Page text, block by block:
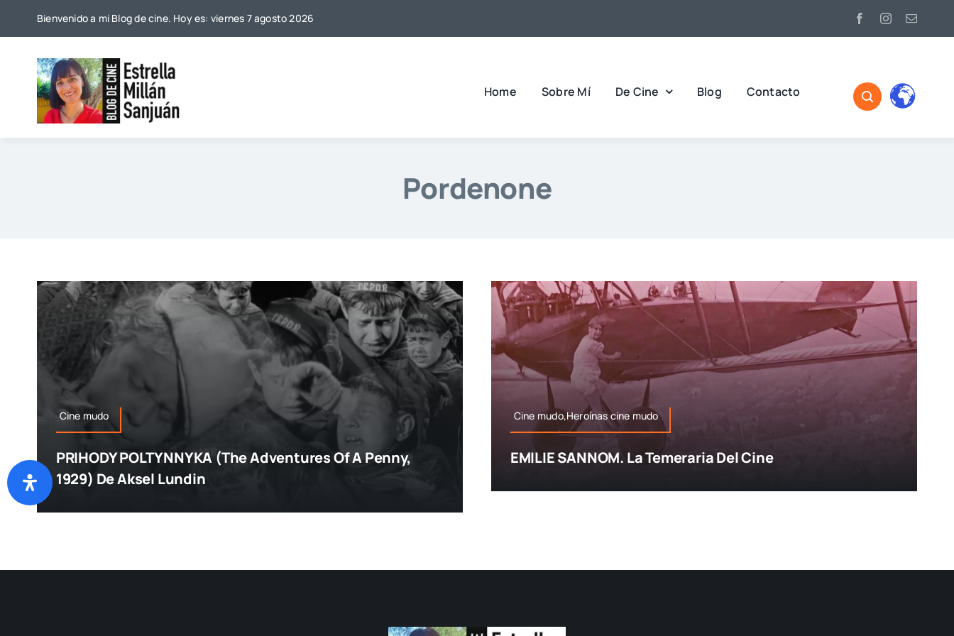
Bienvenido a mi Blog de cine. Hoy es: viernes 7 agosto 2026
Home Sobre Mí De Cine Blog Contacto
Pordenone
Cine mudo
PRIHODY POLTYNNYKA (The Adventures Of A Penny,
1929) De Aksel Lundin
Cine mudo,Heroínas cine mudo
EMILIE SANNOM. La Temeraria Del Cine